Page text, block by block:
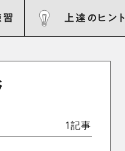
習 上達のヒント
1記事